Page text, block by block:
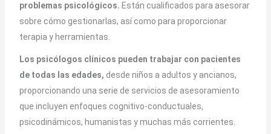
problemas psicológicos. Están cualificados para asesorar
sobre cómo gestionarlas, así como para proporcionar
terapia y herramientas.
Los psicólogos clínicos pueden trabajar con pacientes
de todas las edades, desde niños a adultos y ancianos,
proporcionando una serie de servicios de asesoramiento
que incluyen enfoques cognitivo-conductuales,
psicodinámicos, humanistas y muchas más corrientes.